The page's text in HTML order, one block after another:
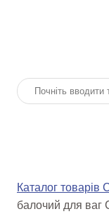
Каталог товарів
балочий для ваг